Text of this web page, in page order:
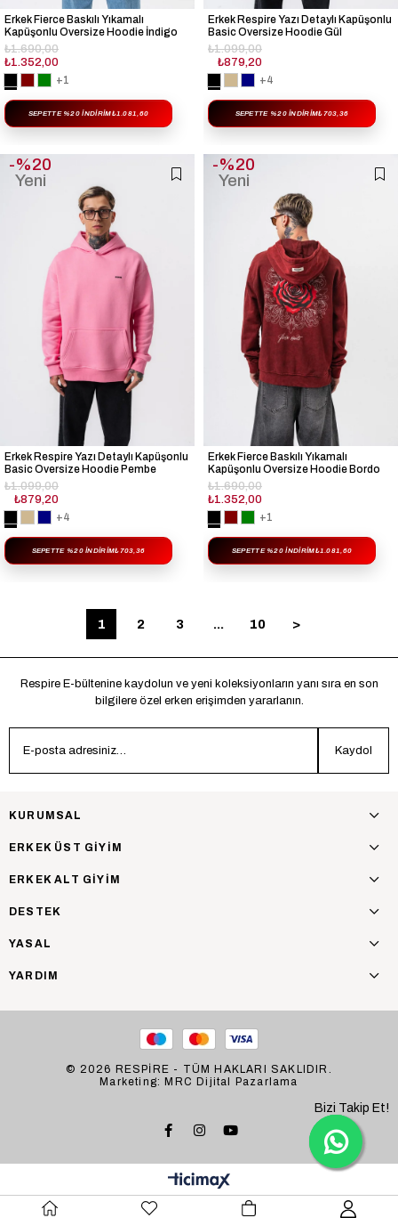
Erkek Fierce Baskılı Yıkamalı
Kapüşonlu Oversize Hoodie İndigo
₺1.352,00
₺1.690,00
+1
SEPETTE %20 İNDIRIM₺1.081,60
Erkek Respire Yazı Detaylı Kapüşonlu
Basic Oversize Hoodie Gül
₺879,20
₺1.099,00
+4
SEPETTE %20 İNDIRIM₺703,36
Erkek Respire Yazı Detaylı Kapüşonlu
Basic Oversize Hoodie Pembe
₺879,20
₺1.099,00
+4
SEPETTE %20 İNDIRIM₺703,36
%20
Yeni
Erkek Fierce Baskılı Yıkamalı
Kapüşonlu Oversize Hoodie Bordo
₺1.352,00
₺1.690,00
+1
SEPETTE %20 İNDIRIM₺1.081,60
%20
Yeni
1 2 3 ... 10 >
Respire E-bültenine kaydolun ve yeni koleksiyonların yanı sıra en son
bilgilere özel erken erişimden yararlanın.
Kaydol
KURUMSAL
ERKEK ÜST GİYİM
ERKEK ALT GİYİM
DESTEK
YASAL
YARDIM
© 2026 RESPİRE - TÜM HAKLARI SAKLIDIR.
Marketing: MRC Dijital Pazarlama
Bizi Takip Et!